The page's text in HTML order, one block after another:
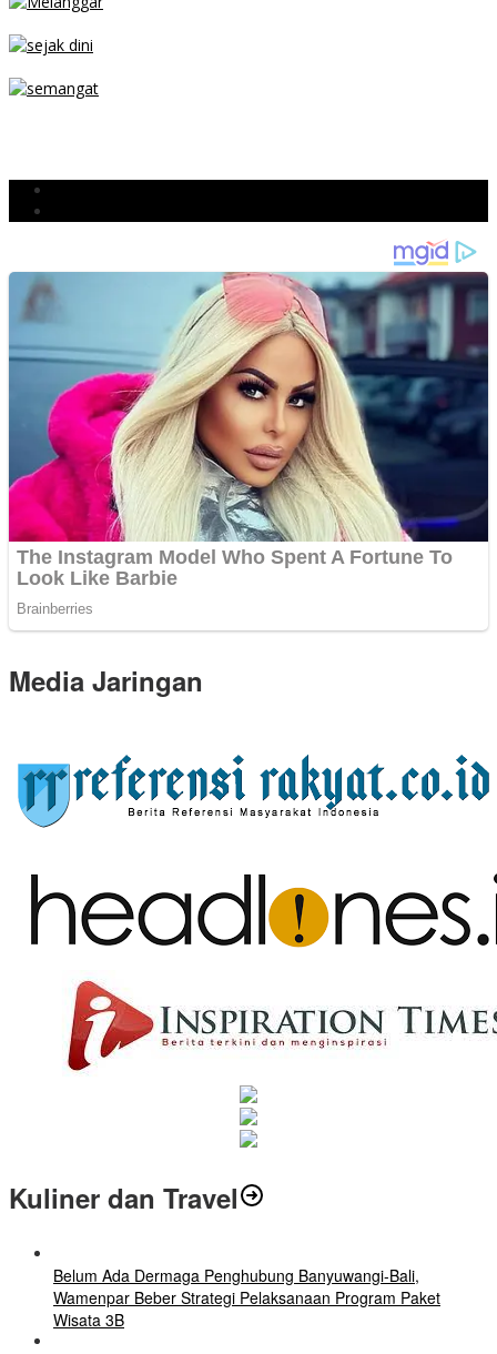
Media Jaringan
Kuliner dan Travel
Belum Ada Dermaga Penghubung Banyuwangi-Bali,
Wamenpar Beber Strategi Pelaksanaan Program Paket
Wisata 3B